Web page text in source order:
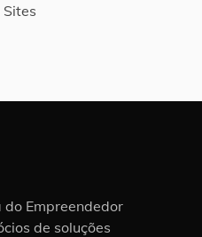
do Empreendedor
de soluções